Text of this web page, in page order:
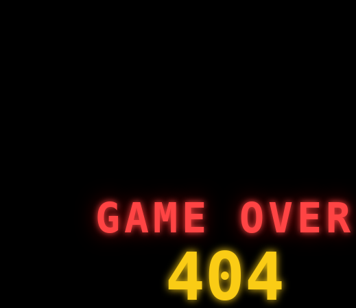
GAME OVER
404